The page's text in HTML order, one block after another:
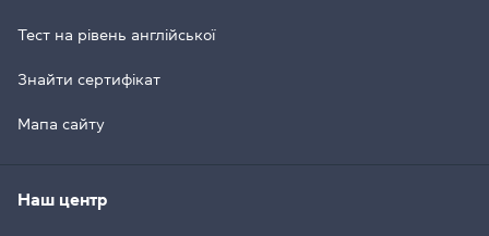
Тест на рівень англійської
Знайти сертифікат
Мапа сайту
Наш центр